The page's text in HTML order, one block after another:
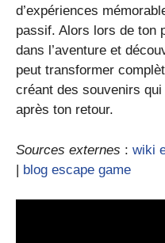
d’expériences
passif. Alors lors de ton
dans l’aventure et
peut transformer
créant des souvenirs
après ton retour.
Sources externes : wiki
| blog escape game